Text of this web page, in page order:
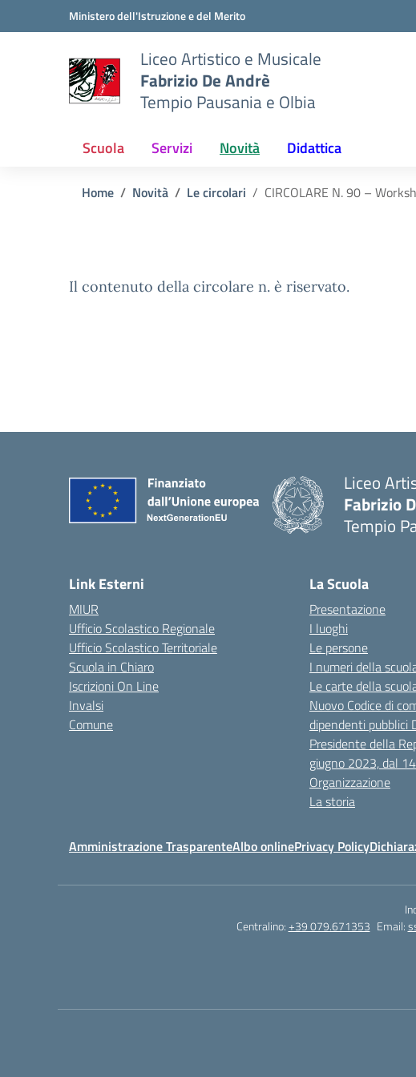
Vai ai contenuti
Vai al menu di navigazioneMinistero dell'Istruzione e del Merito
Liceo Artistico e Musicale
Fabrizio De Andrè
Tempio Pausania e Olbia
Scuola Servizi Novità Didattica
Home Novità Le circolari CIRCOLARE N. 90 –
Il contenuto della circolare n. è riservato.
Liceo
Fabrizio
Tempio
Link Esterni
MIUR
Ufficio Scolastico Regionale
Ufficio Scolastico Territoriale
Scuola in Chiaro
Iscrizioni On Line
Invalsi
Comune
La Scuola
Presentazione
I luoghi
Le persone
I numeri della
Le carte della
Nuovo Codice di
dipendenti pubblici
Presidente della
giugno 2023, dal
Organizzazione
La storia
Amministrazione TrasparenteAlbo onlinePrivacy Policy
Centralino:+39 079.671353 Email: